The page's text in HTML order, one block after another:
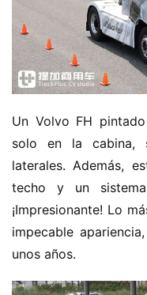
Un Volvo FH
solo en la cabina,
laterales. Además,
techo y un
¡Impresionante! Lo
impecable
unos años.